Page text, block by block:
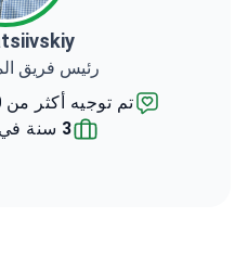
رئيس فريق
تم توجيه أكثر من
3 سنة في Bookimed